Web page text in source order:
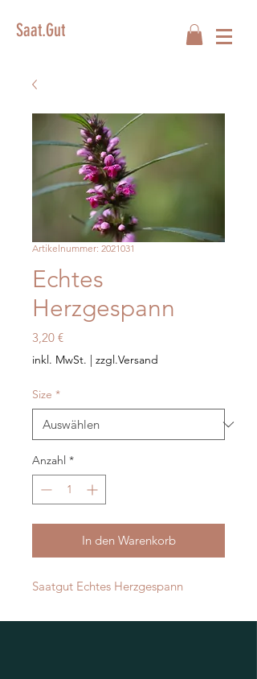
Saat.Gut
Artikelnummer: 2021031
Echtes
Herzgespann
3,20 €Preis
inkl. MwSt. | zzgl.Versand
Size *
Anzahl *
In den Warenkorb
Saatgut Echtes Herzgespann